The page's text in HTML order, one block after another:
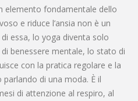
elemento fondamentale dello
e riduce l’ansia non è un
essa, lo yoga diventa solo
benessere mentale, lo stato di
con la pratica regolare e la
di una moda. È il
di attenzione al respiro, al